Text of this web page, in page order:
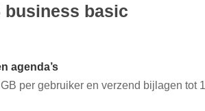
business basic
agenda’s
per gebruiker en verzend bijlagen tot